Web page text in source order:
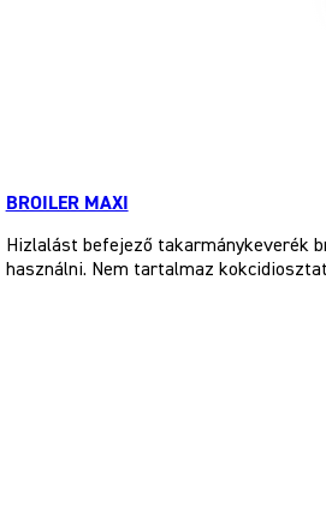
BROILER MAXI
Hizlalást befejező takarmánykeverék
használni. Nem tartalmaz